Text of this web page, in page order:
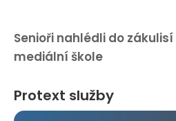
Senioři nahlédli do
mediální škole
Protext služby